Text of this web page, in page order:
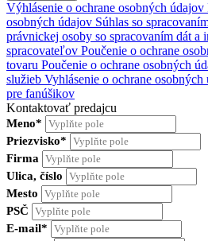
Výhlásenie o ochrane osobných údajov
osobných údajov Súhlas so
právnickej osoby so spracovaním dát a
spracovateľov Poučenie o ochrane
tovaru Poučenie o ochrane osobných
služieb Vyhlásenie o ochrane
pre fanúšikov
Kontaktovať predajcu
Meno*
Priezvisko*
Firma
Ulica, číslo
Mesto
PSČ
E-mail*